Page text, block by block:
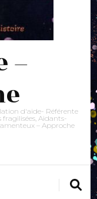
–
d'aide- Référente
fragilisées, Aidants-
– Approche